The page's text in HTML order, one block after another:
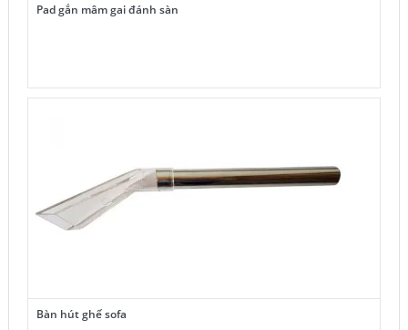
Pad gắn mâm gai đánh sàn
Bàn hút ghế sofa